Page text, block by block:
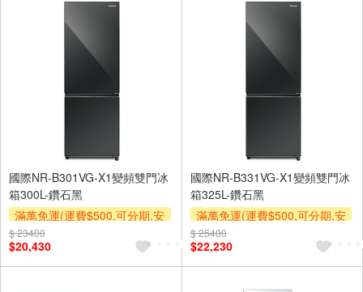
國際NR-B301VG-X1變頻雙門冰
箱300L-鑽石黑
滿萬免運(運費$500,可分期,安
裝跨區費另計,單品未滿1萬元
及使用6期以上分期0利率,需付
基本安裝運費)
$ 23400
$20,430
國際NR-B331VG-X1變頻雙門冰
箱325L-鑽石黑
滿萬免運(運費$500,可分期,安
裝跨區費另計,單品未滿1萬元
及使用6期以上分期0利率,需付
基本安裝運費)
$ 25400
$22,230